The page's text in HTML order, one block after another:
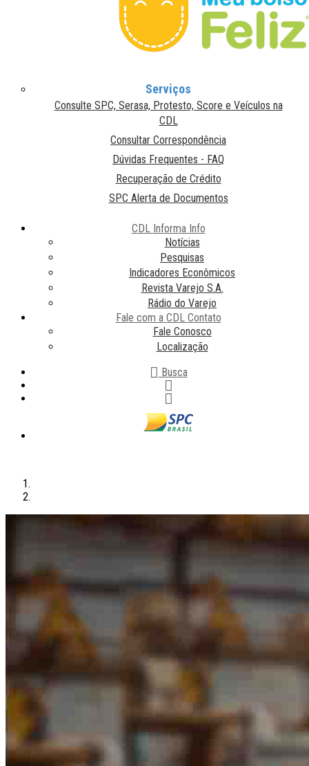
Serviços
Consulte SPC, Serasa, Protesto, Score e Veículos na
CDL
Consultar Correspondência
Dúvidas Frequentes - FAQ
Recuperação de Crédito
SPC Alerta de Documentos
CDL Informa Info
Notícias
Pesquisas
Indicadores Econômicos
Revista Varejo S.A.
Rádio do Varejo
Fale com a CDL Contato
Fale Conosco
Localização
Busca